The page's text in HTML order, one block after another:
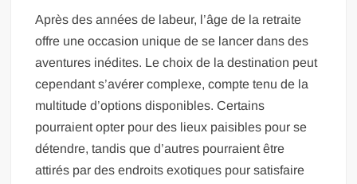
Après des années de labeur, l’âge de la retraite
offre une occasion unique de se lancer dans des
aventures inédites. Le choix de la destination peut
cependant s’avérer complexe, compte tenu de la
multitude d’options disponibles. Certains
pourraient opter pour des lieux paisibles pour se
détendre, tandis que d’autres pourraient être
attirés par des endroits exotiques pour satisfaire